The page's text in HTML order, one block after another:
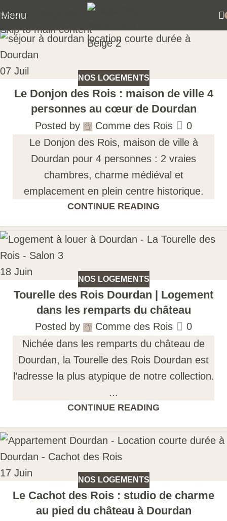
Skip to navigation
Skip to main content
Menu
07 Juil
NOS LOGEMENTS
Le Donjon des Rois : maison de ville 4
personnes au cœur de Dourdan
Posted by Comme des Rois
0
Le Donjon des Rois, maison de ville à
Dourdan pour 4 personnes : 2 vraies
chambres, charme médiéval et
emplacement en plein centre historique.
CONTINUE READING
18 Juin
NOS LOGEMENTS
Tourelle des Rois Dourdan | Logement
dans les remparts du château
Posted by Comme des Rois
0
Nichée dans les remparts du château de
Dourdan, la Tourelle des Rois Dourdan est
l’adresse la plus atypique de notre collection.
...
CONTINUE READING
17 Juin
NOS LOGEMENTS
Le Cachot des Rois : studio de charme
au pied du château à Dourdan